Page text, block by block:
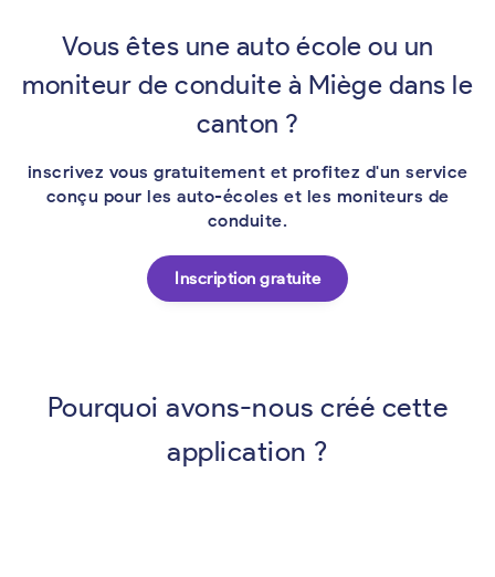
Vous êtes une auto école ou un
moniteur de conduite à Miège dans le
canton ?
inscrivez vous gratuitement et profitez d'un service
conçu pour les auto-écoles et les moniteurs de
conduite.
Inscription gratuite
Pourquoi avons-nous créé cette
application ?